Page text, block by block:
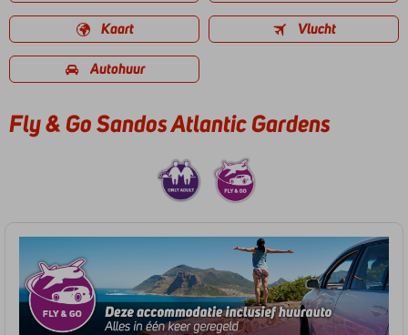
Kaart Vlucht
Autohuur
Fly & Go Sandos Atlantic Gardens